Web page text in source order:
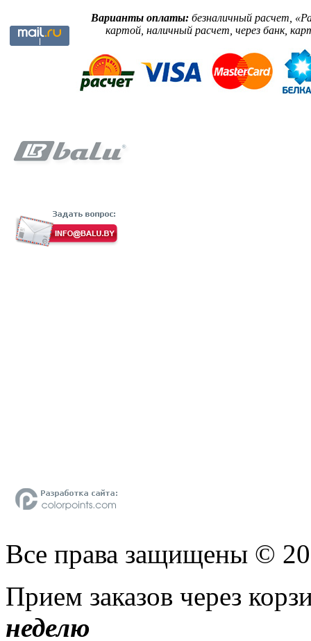
Варианты оплаты: безналичный расчет,
картой, наличный расчет, через банк,
Все права защищены ©
Прием заказов через
неделю